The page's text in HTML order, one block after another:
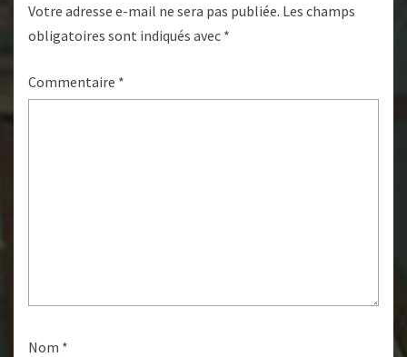
Votre adresse e-mail ne sera pas publiée. Les champs
obligatoires sont indiqués avec *
Commentaire *
Nom *